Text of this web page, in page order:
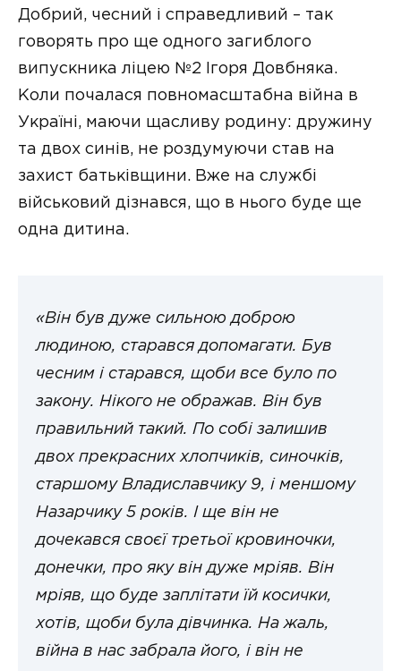
Добрий, чесний і справедливий – так
говорять про ще одного загиблого
випускника ліцею №2 Ігоря Довбняка.
Коли почалася повномасштабна війна в
Україні, маючи щасливу родину: дружину
та двох синів, не роздумуючи став на
захист батьківщини. Вже на службі
військовий дізнався, що в нього буде ще
одна дитина.
«Він був дуже сильною доброю
людиною, старався допомагати. Був
чесним і старався, щоби все було по
закону. Нікого не ображав. Він був
правильний такий. По собі залишив
двох прекрасних хлопчиків, синочків,
старшому Владиславчику 9, і меншому
Назарчику 5 років. І ще він не
дочекався своєї третьої кровиночки,
донечки, про яку він дуже мріяв. Він
мріяв, що буде заплітати їй косички,
хотів, щоби була дівчинка. На жаль,
війна в нас забрала його, і він не